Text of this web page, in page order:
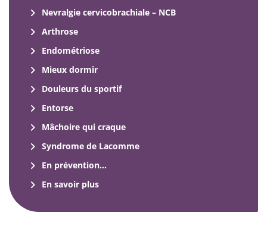
Nevralgie cervicobrachiale – NCB
Arthrose
Endométriose
Mieux dormir
Douleurs du sportif
Entorse
Mâchoire qui craque
Syndrome de Lacomme
En prévention…
En savoir plus